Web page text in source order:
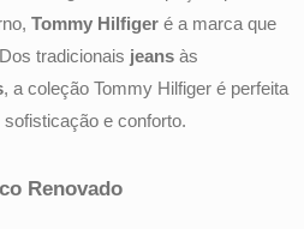
Tommy Hilfiger é a marca que
tradicionais jeans às
, a coleção Tommy Hilfiger é perfeita
e conforto.
Renovado